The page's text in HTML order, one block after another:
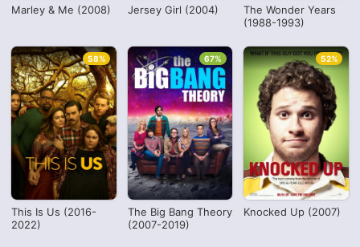
Marley & Me (2008) Jersey Girl (2004)
The Wonder Years
(1988-1993)
This Is Us (2016-
2022)
58%
The Big Bang Theory
(2007-2019)
67%
Knocked Up (2007)
52%